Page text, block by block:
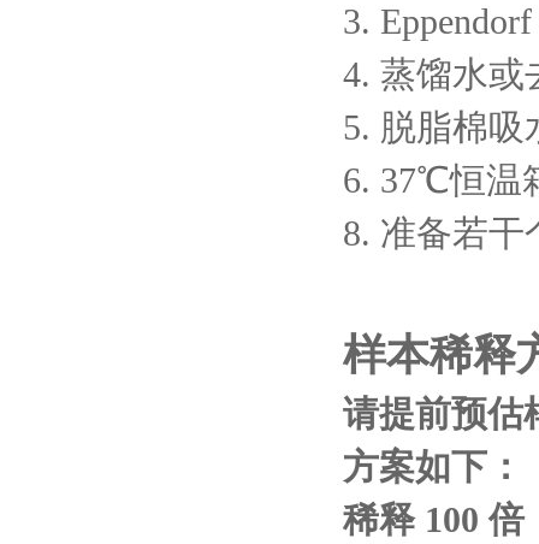
3.
4. 蒸馏水或
5. 脱脂棉吸
6. 37℃恒温
8. 准备若干
样本稀释
请提前预估
方案如下：
稀释 100 倍